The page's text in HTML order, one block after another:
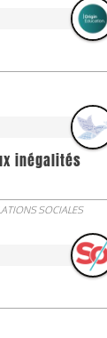
inégalités
SOCIALES